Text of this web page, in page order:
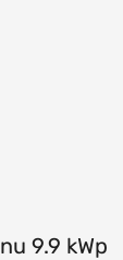
9.9 kWp